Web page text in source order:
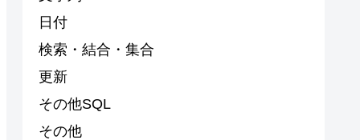
日付
検索・結合・集合
更新
その他SQL
その他